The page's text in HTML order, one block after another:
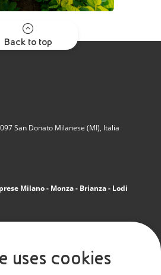
Back to top
San Donato Milanese (MI), Italia
Milano - Monza - Brianza - Lodi
n.1351279
e coordinamento dell'Eni S.p.A.
uses cookies